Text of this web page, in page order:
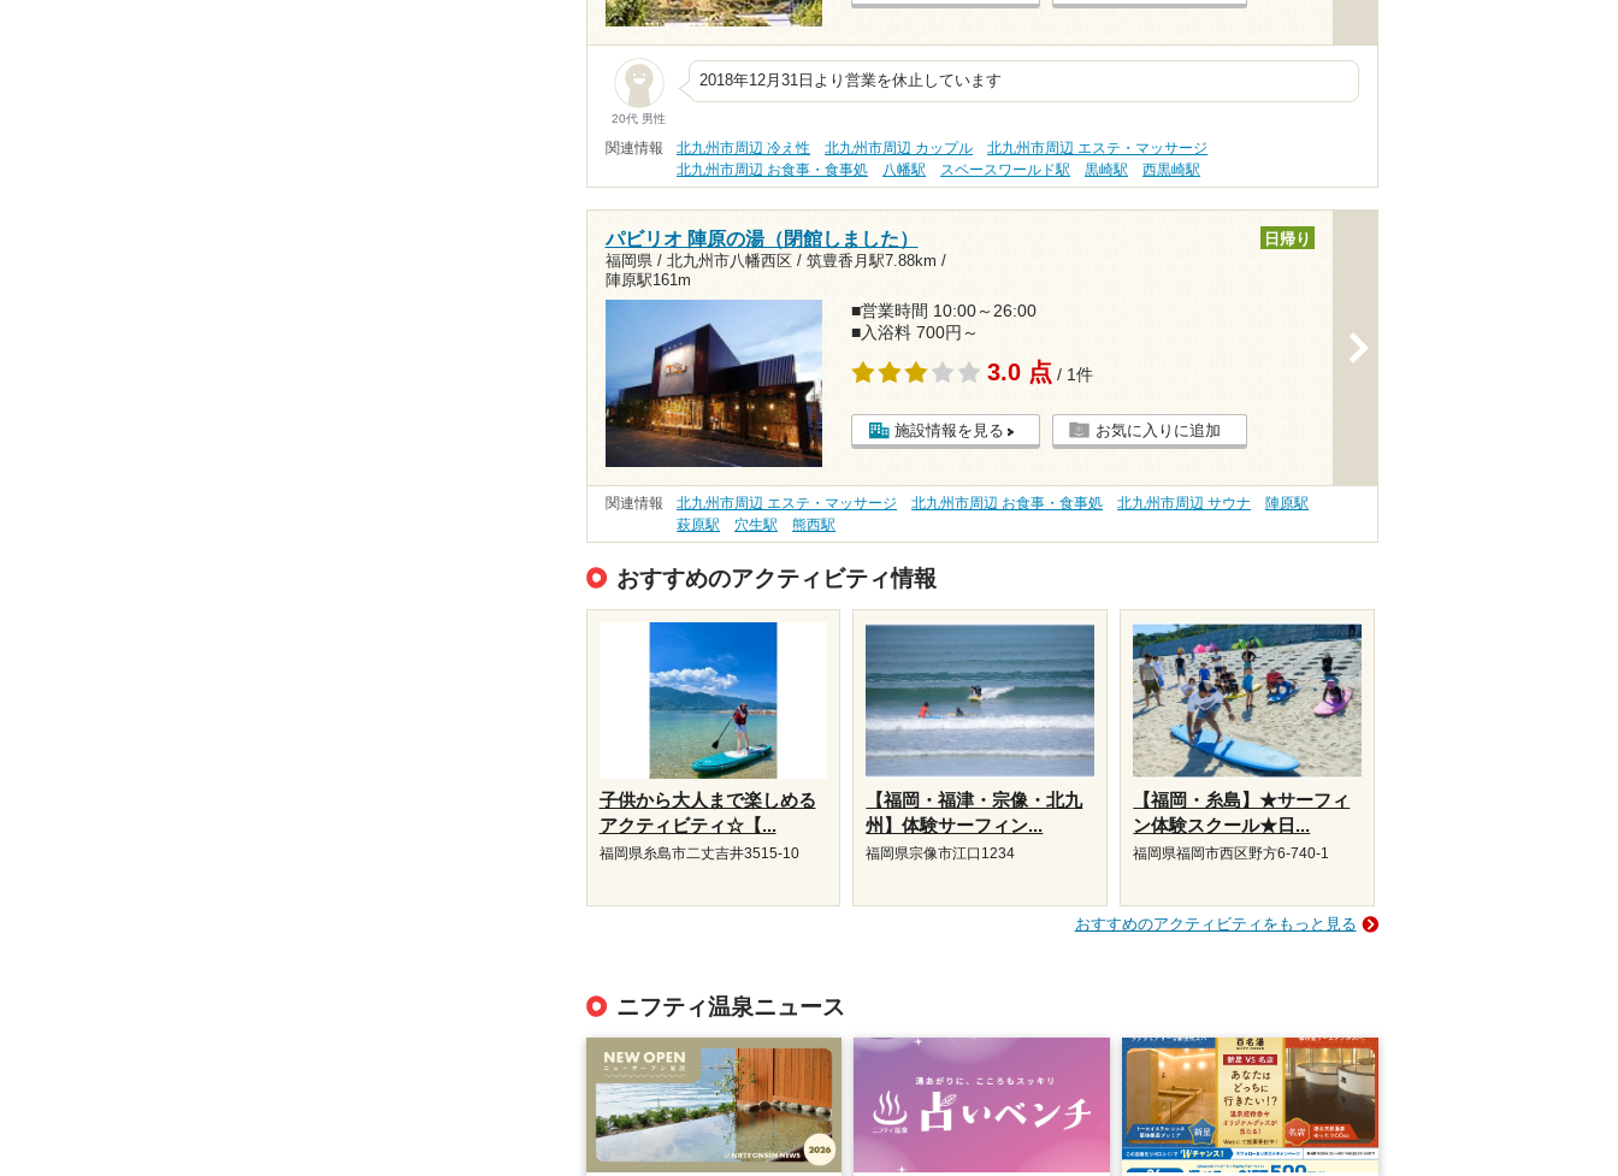
20代 男性
2018年12月31日より営業を休止しています
関連情報 北九州市周辺 冷え性 北九州市周辺 カップル
北九州市周辺 エステ・マッサージ
北九州市周辺 お食事・食事処
八幡駅 スペースワールド駅 黒崎駅 西黒崎駅
パビリオ 陣原の湯（閉館しました）
福岡県 / 北九州市八幡西区 / 筑豊香月駅7.88km /
陣原駅161m
日帰り
■営業時間 10:00～26:00
■入浴料 700円～
3.0 点 / 1件
施設情報を見る お気に入りに追加
関連情報 北九州市周辺 エステ・マッサージ 北九州市周辺 お食事・食事処 北九州市周辺 サウナ
陣原駅
萩原駅
穴生駅 熊西駅
おすすめのアクティビティ情報
子供から大人まで楽しめる
アクティビティ☆【...
福岡県糸島市二丈吉井3515-10
【福岡・福津・宗像・北九
州】体験サーフィン...
福岡県宗像市江口1234
【福岡・糸島】★サーフィ
ン体験スクール★日...
福岡県福岡市西区野方6-740-1
おすすめのアクティビティをもっと見る
ニフティ温泉ニュース